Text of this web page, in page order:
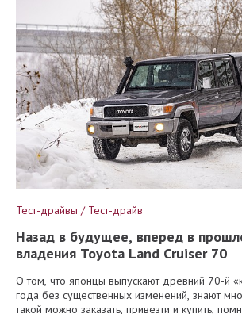
Тест-драйвы / Тест-драйв
Назад в будущее, вперед в
владения Toyota Land Cruiser 70
О том, что японцы выпускают древний 70-й
года без существенных изменений, знают
такой можно заказать, привезти и купить,